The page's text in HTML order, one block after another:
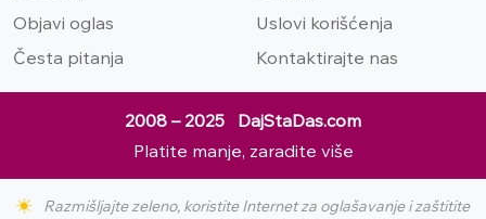
Objavi oglas
Česta pitanja
Uslovi korišćenja
Kontaktirajte nas
2008 – 2025 DajStaDas.com
Platite manje, zaradite više
Razmišljajte zeleno, koristite Internet za oglašavanje i zaštitite